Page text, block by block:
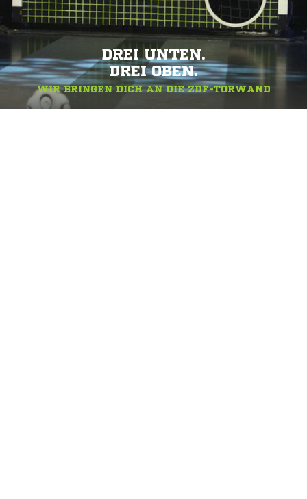
DREI UNTEN.
DREI OBEN.
WIR BRINGEN DICH AN DIE ZDF-TORWAND